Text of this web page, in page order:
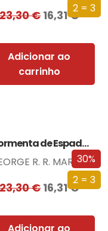
2 = 3
23,30€16,31€
Adicionar ao
carrinho
30%
2 = 3
A Tormenta de Espadas (Edição especial limitada)
R. R. MARTIN
23,30€16,31€